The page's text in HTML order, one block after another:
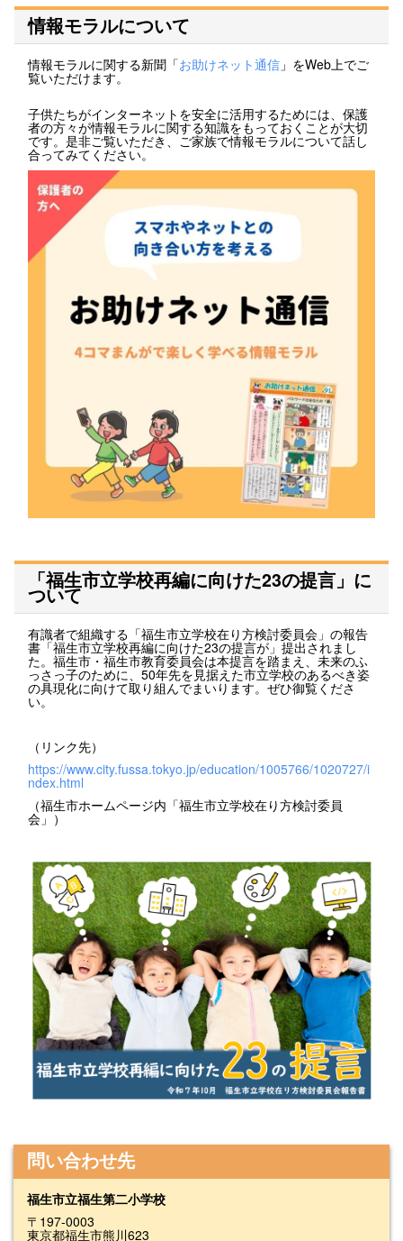
情報モラルについて
情報モラルに関する新聞「お助けネット通信 」をWeb上でご
覧いただけます。
子供たちがインターネットを安全に活用するためには、保護
者の方々が情報モラルに関する知識をもっておくことが大切
です。是非ご覧いただき、ご家族で情報モラルについて話し
合ってみてください。
「福生市立学校再編に向けた23の提言」に
ついて
有識者で組織する「福生市立学校在り方検討委員会」の報告
書「福生市立学校再編に向けた23の提言が」提出されまし
た。福生市・福生市教育委員会は本提言を踏まえ、未来のふ
っさっ子のために、50年先を見据えた市立学校のあるべき姿
の具現化に向けて取り組んでまいります。ぜひ御覧くださ
い。
（リンク先）
https://www.city.fussa.tokyo.jp/education/1005766/1020727/i
ndex.html
（福生市ホームページ内「福生市立学校在り方検討委員
会」）
問い合わせ先
福生市立福生第二小学校
〒197-0003
東京都福生市熊川623